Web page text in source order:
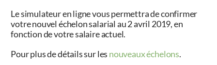
Le simulateur en ligne vous permettra de confirmer
votre nouvel échelon salarial au 2 avril 2019, en
fonction de votre salaire actuel.
Pour plus de détails sur les nouveaux échelons.